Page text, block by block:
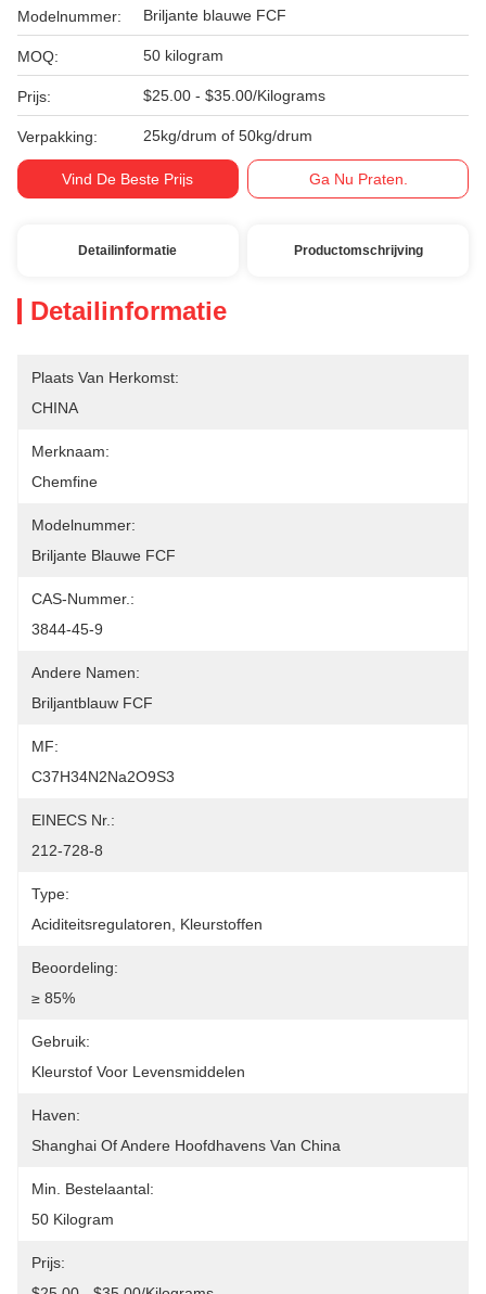
Modelnummer: Briljante blauwe FCF
MOQ: 50 kilogram
Prijs: $25.00 - $35.00/Kilograms
Verpakking: 25kg/drum of 50kg/drum
Vind De Beste Prijs Ga Nu Praten.
Detailinformatie Productomschrijving
Detailinformatie
Plaats Van Herkomst:
CHINA
Merknaam:
Chemfine
Modelnummer:
Briljante Blauwe FCF
CAS-Nummer.:
3844-45-9
Andere Namen:
Briljantblauw FCF
MF:
C37H34N2Na2O9S3
EINECS Nr.:
212-728-8
Type:
Aciditeitsregulatoren, Kleurstoffen
Beoordeling:
≥ 85%
Gebruik:
Kleurstof Voor Levensmiddelen
Haven:
Shanghai Of Andere Hoofdhavens Van China
Min. Bestelaantal:
50 Kilogram
Prijs: